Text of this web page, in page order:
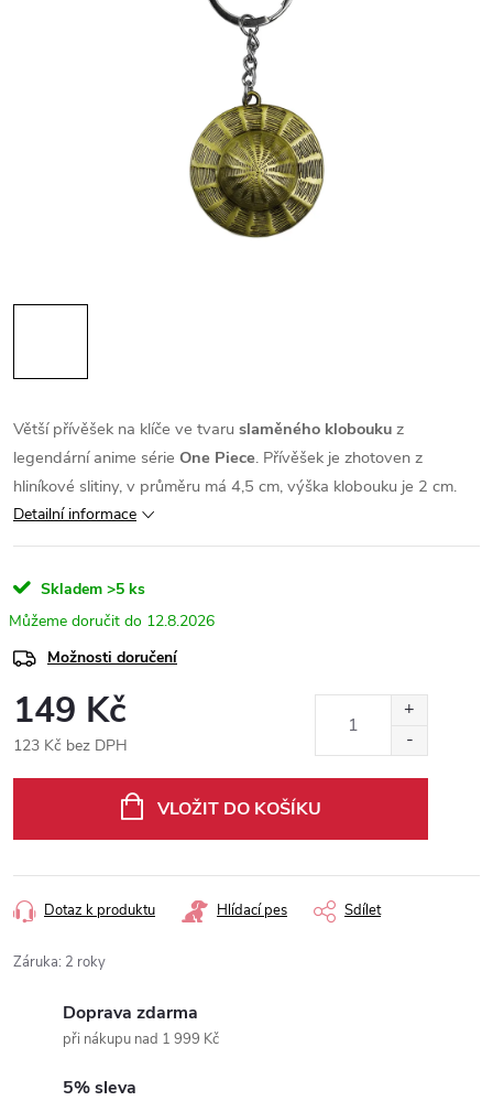
Větší přívěšek na klíče ve tvaru slaměného klobouku z
legendární anime série One Piece. Přívěšek je zhotoven z
hliníkové slitiny, v průměru má 4,5 cm, výška klobouku je 2 cm.
Detailní informace
Skladem >5 ks
12.8.2026
Možnosti doručení
149 Kč
123 Kč bez DPH
VLOŽIT DO KOŠÍKU
Dotaz k produktu Hlídací pes Sdílet
Záruka: 2 roky
Doprava zdarma
při nákupu nad 1 999 Kč
5% sleva